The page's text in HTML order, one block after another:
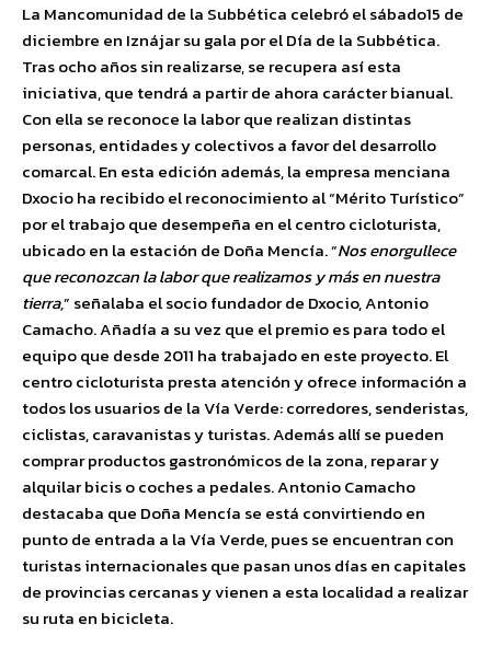
La Mancomunidad de la Subbética celebró el sábado15 de
diciembre en Iznájar su gala por el Día de la Subbética.
Tras ocho años sin realizarse, se recupera así esta
iniciativa, que tendrá a partir de ahora carácter bianual.
Con ella se reconoce la labor que realizan distintas
personas, entidades y colectivos a favor del desarrollo
comarcal. En esta edición además, la empresa menciana
Dxocio ha recibido el reconocimiento al “Mérito Turístico”
por el trabajo que desempeña en el centro cicloturista,
ubicado en la estación de Doña Mencía. “Nos enorgullece
que reconozcan la labor que realizamos y más en nuestra
tierra,” señalaba el socio fundador de Dxocio, Antonio
Camacho. Añadía a su vez que el premio es para todo el
equipo que desde 2011 ha trabajado en este proyecto. El
centro cicloturista presta atención y ofrece información a
todos los usuarios de la Vía Verde: corredores, senderistas,
ciclistas, caravanistas y turistas. Además allí se pueden
comprar productos gastronómicos de la zona, reparar y
alquilar bicis o coches a pedales. Antonio Camacho
destacaba que Doña Mencía se está convirtiendo en
punto de entrada a la Vía Verde, pues se encuentran con
turistas internacionales que pasan unos días en capitales
de provincias cercanas y vienen a esta localidad a realizar
su ruta en bicicleta.